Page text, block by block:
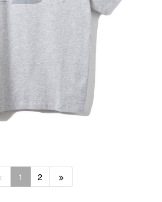
1 2